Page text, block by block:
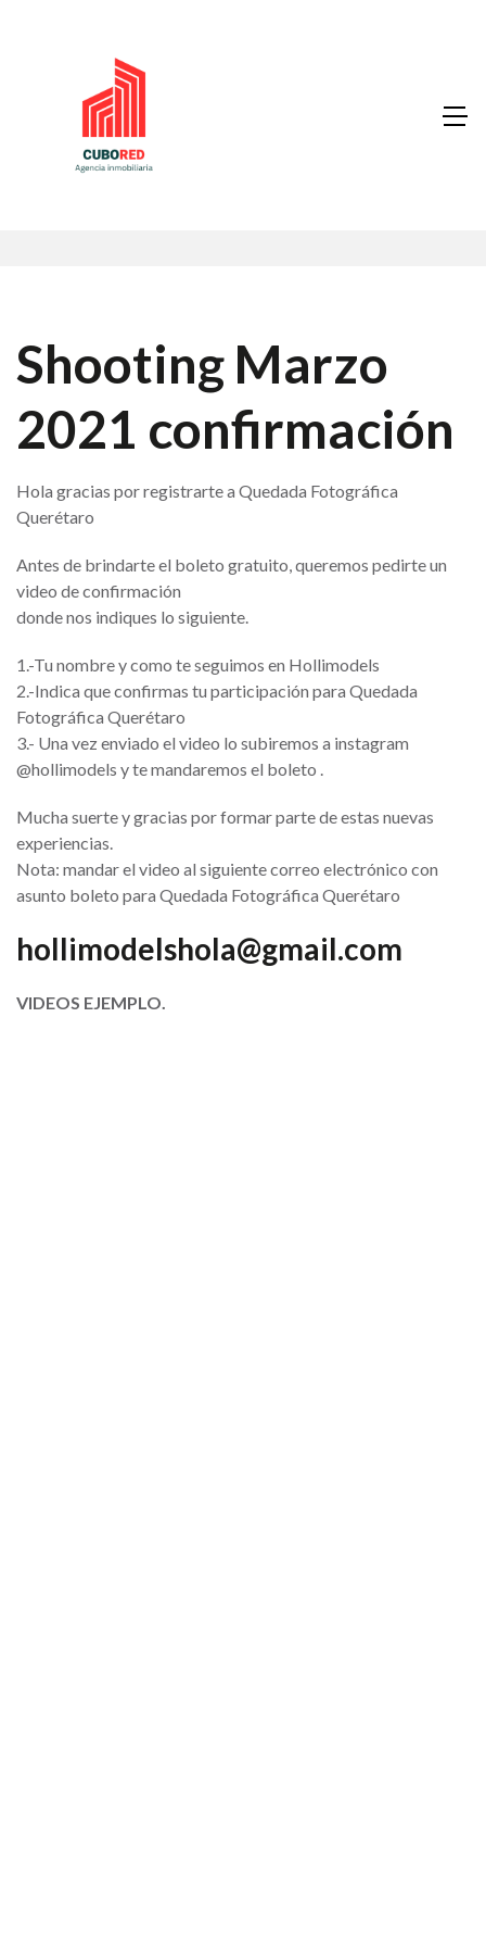
Shooting Marzo
2021 confirmación
Hola gracias por registrarte a Quedada Fotográfica
Querétaro
Antes de brindarte el boleto gratuito, queremos pedirte un
video de confirmación
donde nos indiques lo siguiente.
1.-Tu nombre y como te seguimos en Hollimodels
2.-Indica que confirmas tu participación para Quedada
Fotográfica Querétaro
3.- Una vez enviado el video lo subiremos a instagram
@hollimodels y te mandaremos el boleto .
Mucha suerte y gracias por formar parte de estas nuevas
experiencias.
Nota: mandar el video al siguiente correo electrónico con
asunto boleto para Quedada Fotográfica Querétaro
hollimodelshola@gmail.com
VIDEOS EJEMPLO.